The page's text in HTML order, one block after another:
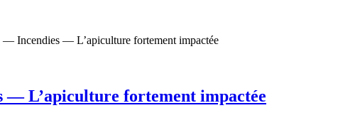
— L’apiculture fortement impactée